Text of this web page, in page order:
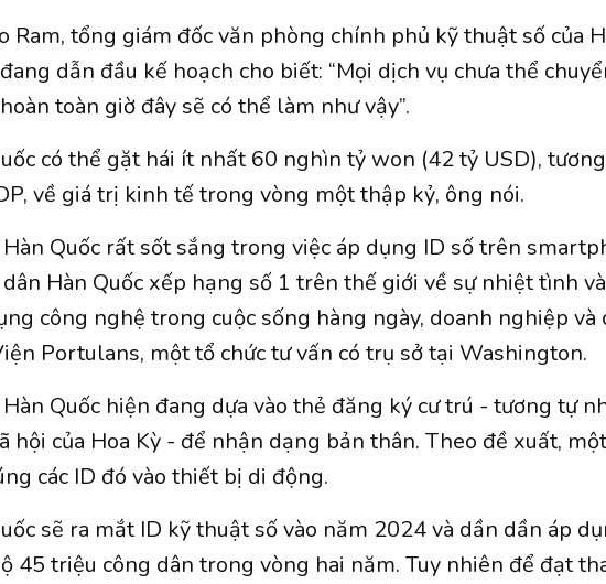
Ram, tổng giám đốc văn phòng chính phủ kỹ thuật số của
dẫn đầu kế hoạch cho biết: “Mọi dịch vụ chưa thể
toàn giờ đây sẽ có thể làm như vậy”.
có thể gặt hái ít nhất 60 nghìn tỷ won (42 tỷ USD),
về giá trị kinh tế trong vòng một thập kỷ, ông nói.
Quốc rất sốt sắng trong việc áp dụng ID số trên
Hàn Quốc xếp hạng số 1 trên thế giới về sự nhiệt tình
công nghệ trong cuộc sống hàng ngày, doanh nghiệp và
Portulans, một tổ chức tư vấn có trụ sở tại Washington.
Quốc hiện đang dựa vào thẻ đăng ký cư trú - tương tự
hội của Hoa Kỳ - để nhận dạng bản thân. Theo đề xuất,
các ID đó vào thiết bị di động.
sẽ ra mắt ID kỹ thuật số vào năm 2024 và dần dần áp
45 triệu công dân trong vòng hai năm. Tuy nhiên để đạt